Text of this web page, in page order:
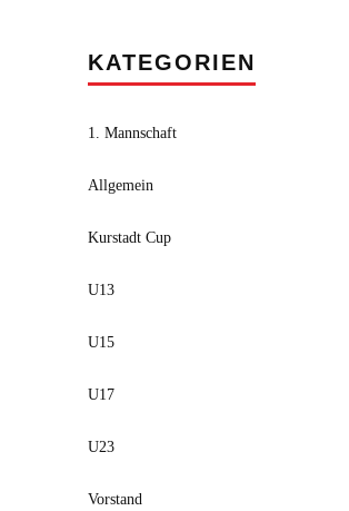
KATEGORIEN
1. Mannschaft
Allgemein
Kurstadt Cup
U13
U15
U17
U23
Vorstand